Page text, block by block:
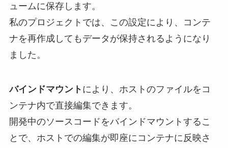
ュームに保存します。
私のプロジェクトでは、この設定により、コンテ
ナを再作成してもデータが保持されるようになり
ました。
バインドマウント により、ホストのファイルをコ
ンテナ内で直接編集できます。
開発中のソースコードをバインドマウントするこ
とで、ホストでの編集が即座にコンテナに反映さ